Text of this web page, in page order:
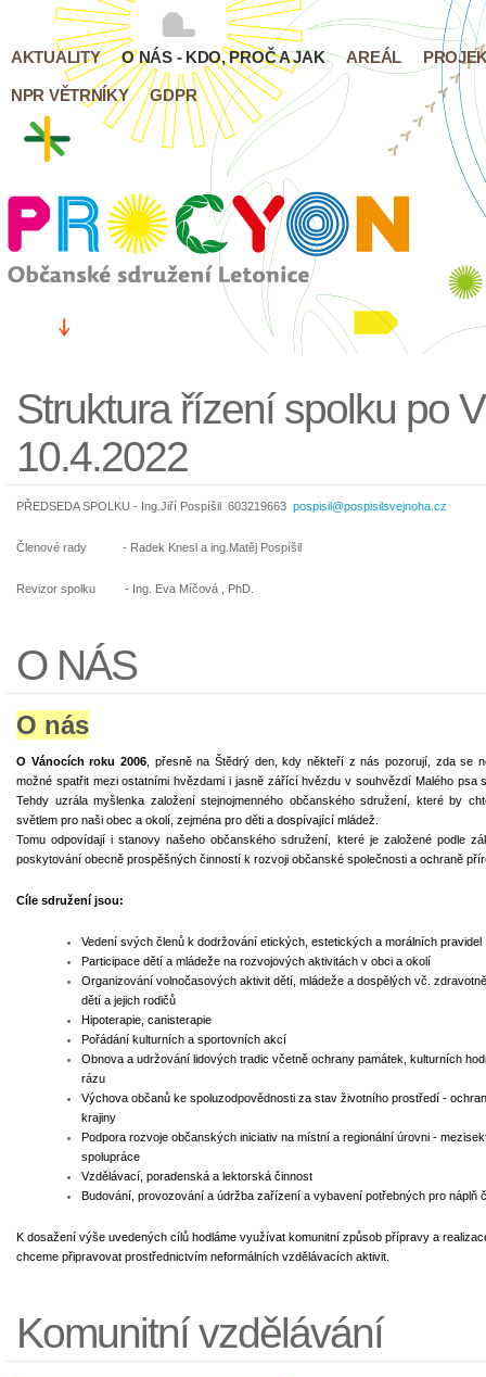
AKTUALITY O NÁS - KDO, PROČ A JAK AREÁL
NPR VĚTRNÍKY GDPR
Struktura řízení spolku po
10.4.2022
PŘEDSEDA SPOLKU - Ing.Jiří Pospíšil 603219663 pospisil@pospisilsvejnoha.cz
Členové rady - Radek Knesl a ing.Matěj Pospíšil
Revizor spolku - Ing. Eva Míčová , PhD.
O NÁS
O nás
O Vánocích roku 2006 , přesně na Štědrý den, kdy někteří z nás pozorují, zda se
možné spatřit mezi ostatními hvězdami i jasně zářící hvězdu v souhvězdí Malého psa
Tehdy uzrála myšlenka založení stejnojmenného občanského sdružení, které by
světlem pro naši obec a okolí, zejména pro děti a dospívající mládež.
Tomu odpovídají i stanovy našeho občanského sdružení, které je založené podle
poskytování obecně prospěšných činností k rozvoji občanské společnosti a ochraně
Cíle sdružení jsou:
Vedení svých členů k dodržování etických, estetických a morálních pravidel
Participace dětí a mládeže na rozvojových aktivitách v obci a okolí
Organizování volnočasových aktivit dětí, mládeže a dospělých vč.
dětí a jejich rodičů
Hipoterapie, canisterapie
Pořádání kulturních a sportovních akcí
Obnova a udržování lidových tradic včetně ochrany památek, kulturních
rázu
Výchova občanů ke spoluzodpovědnosti za stav životního prostředí -
krajiny
Podpora rozvoje občanských iniciativ na místní a regionální úrovni -
spolupráce
Vzdělávací, poradenská a lektorská činnost
Budování, provozování a údržba zařízení a vybavení potřebných pro náplň
K dosažení výše uvedených cílů hodláme využívat komunitní způsob přípravy a
chceme připravovat prostřednictvím neformálních vzdělávacích aktivit.
Komunitní vzdělávání